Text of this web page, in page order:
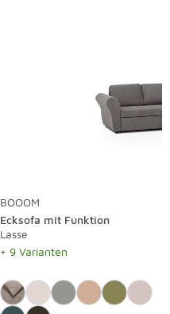
BOOOM
Ecksofa mit Funktion
Lasse
+ 9 Varianten